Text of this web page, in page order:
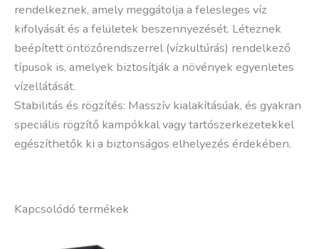
rendelkeznek, amely meggátolja a felesleges víz
kifolyását és a felületek beszennyezését. Léteznek
beépített öntözőrendszerrel (vízkultúrás) rendelkező
típusok is, amelyek biztosítják a növények egyenletes
vízellátását.
Stabilitás és rögzítés: Masszív kialakításúak, és gyakran
speciális rögzítő kampókkal vagy tartószerkezetekkel
egészíthetők ki a biztonságos elhelyezés érdekében.
Kapcsolódó termékek